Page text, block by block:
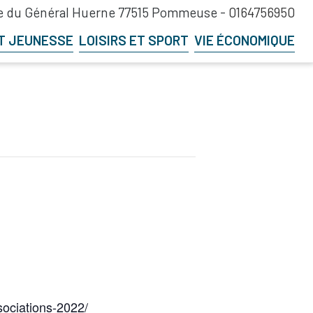
du Général Huerne 77515 Pommeuse - 0164756950
JEUNESSE LOISIRS ET SPORT VIE ÉCONOMIQUE
2022/